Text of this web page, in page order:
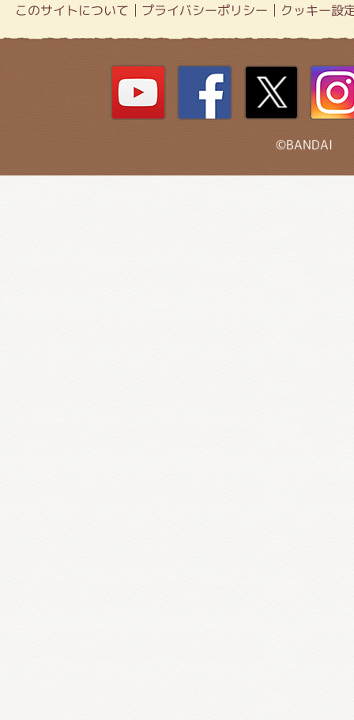
このサイトについて プライバシーポリシー クッキー設
©BANDAI